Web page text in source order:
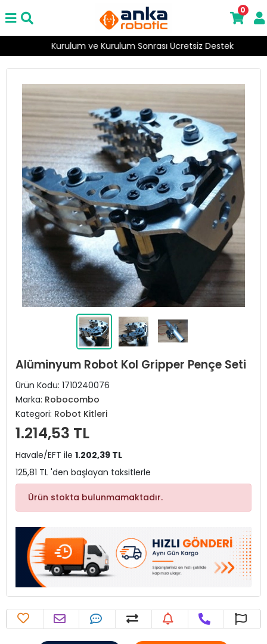
Kurulum ve Kurulum Sonrası Ücretsiz Destek
0
Alüminyum Robot Kol Gripper Pençe Seti
Ürün Kodu: 1710240076
Marka: Robocombo
Kategori: Robot Kitleri
1.214,53 TL
Havale/EFT ile 1.202,39 TL
125,81 TL 'den başlayan taksitlerle
Ürün stokta bulunmamaktadır.